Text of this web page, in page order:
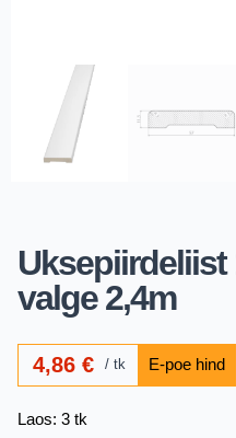
Uksepiirdeliist
valge 2,4m
4,86€ tk
Laos: 3 tk